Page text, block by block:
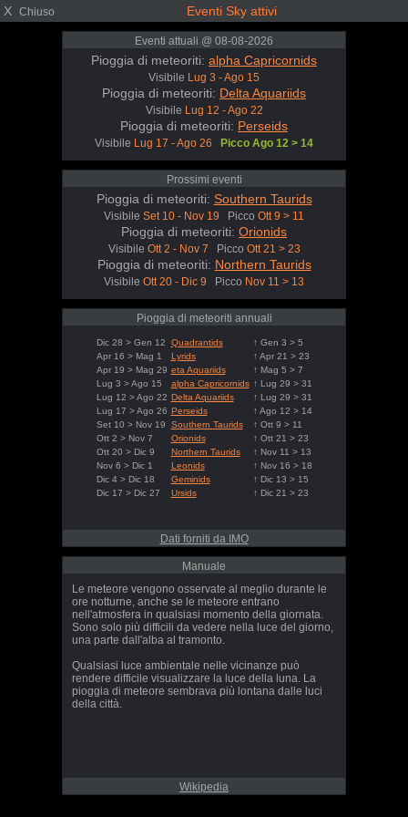
X Chiuso Eventi Sky attivi
Eventi attuali @ 08-08-2026
Pioggia di meteoriti: alpha Capricornids
Visibile Lug 3 - Ago 15
Pioggia di meteoriti: Delta Aquariids
Visibile Lug 12 - Ago 22
Pioggia di meteoriti: Perseids
Visibile Lug 17 - Ago 26 Picco Ago 12 > 14
Prossimi eventi
Pioggia di meteoriti: Southern Taurids
Visibile Set 10 - Nov 19 Picco Ott 9 > 11
Pioggia di meteoriti: Orionids
Visibile Ott 2 - Nov 7 Picco Ott 21 > 23
Pioggia di meteoriti: Northern Taurids
Visibile Ott 20 - Dic 9 Picco Nov 11 > 13
Pioggia di meteoriti annuali
Dic 28 > Gen 12 Quadrantids
↑ Gen 3 > 5
Apr 16 > Mag 1
Lyrids
↑ Apr 21 > 23
Apr 19 > Mag 29 eta Aquariids
↑ Mag 5 > 7
Lug 3 > Ago 15
alpha Capricornids ↑ Lug 29 > 31
Lug 12 > Ago 22 Delta Aquariids
↑ Lug 29 > 31
Lug 17 > Ago 26 Perseids
↑ Ago 12 > 14
Set 10 > Nov 19
Southern Taurids
↑ Ott 9 > 11
Ott 2 > Nov 7
Orionids
↑ Ott 21 > 23
Ott 20 > Dic 9
Northern Taurids
↑ Nov 11 > 13
Nov 6 > Dic 1
Leonids
↑ Nov 16 > 18
Dic 4 > Dic 18
Geminids
↑ Dic 13 > 15
Dic 17 > Dic 27
Ursids ↑ Dic 21 > 23
Dati forniti da IMO
Manuale
Le meteore vengono osservate al meglio durante le
ore notturne, anche se le meteore entrano
nell'atmosfera in qualsiasi momento della giornata.
Sono solo più difficili da vedere nella luce del giorno,
una parte dall'alba al tramonto.
Qualsiasi luce ambientale nelle vicinanze può
rendere difficile visualizzare la luce della luna. La
pioggia di meteore sembrava più lontana dalle luci
della città.
Wikipedia